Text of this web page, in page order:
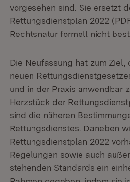
vorgesehen sind. Sie ersetzt
Rettungsdienstplan 2022
Rechtsnatur formell nicht
Die Neufassung hat zum Ziel,
neuen
und in der Praxis anwendbar
Herzstück der
sind die näheren
Rettungsdienstes. Daneben
Rettungsdienstplan 2022
Regelungen sowie auch
stehenden Standards ein